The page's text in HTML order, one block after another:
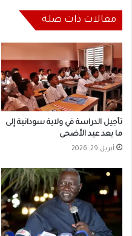
مقالات ذات صلة
تأجيل الدراسة في ولاية سودانية إلى
ما بعد عيد الأضحى
أبريل 29, 2026